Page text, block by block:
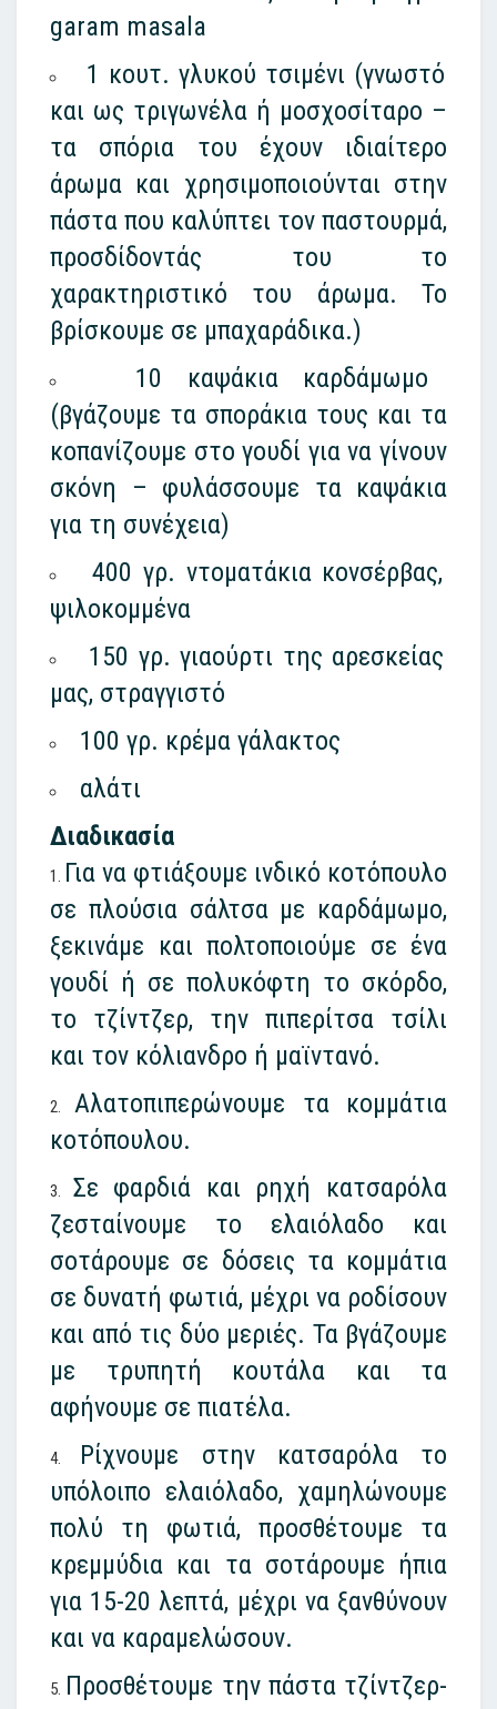
garam masala
1 κουτ. γλυκού τσιμένι (γνωστό
και ως τριγωνέλα ή μοσχοσίταρο –
τα σπόρια του έχουν ιδιαίτερο
άρωμα και χρησιμοποιούνται στην
πάστα που καλύπτει τον παστουρμά,
προσδίδοντάς του το
χαρακτηριστικό του άρωμα. Το
βρίσκουμε σε μπαχαράδικα.)
10 καψάκια καρδάμωμο
(βγάζουμε τα σποράκια τους και τα
κοπανίζουμε στο γουδί για να γίνουν
σκόνη – φυλάσσουμε τα καψάκια
για τη συνέχεια)
400 γρ. ντοματάκια κονσέρβας,
ψιλοκομμένα
150 γρ. γιαούρτι της αρεσκείας
μας, στραγγιστό
100 γρ. κρέμα γάλακτος
αλάτι
Διαδικασία
Για να φτιάξουμε ινδικό κοτόπουλο
σε πλούσια σάλτσα με καρδάμωμο,
ξεκινάμε και πολτοποιούμε σε ένα
γουδί ή σε πολυκόφτη το σκόρδο,
το τζίντζερ, την πιπερίτσα τσίλι
και τον κόλιανδρο ή μαϊντανό.
Αλατοπιπερώνουμε τα κομμάτια
κοτόπουλου.
Σε φαρδιά και ρηχή κατσαρόλα
ζεσταίνουμε το ελαιόλαδο και
σοτάρουμε σε δόσεις τα κομμάτια
σε δυνατή φωτιά, μέχρι να ροδίσουν
και από τις δύο μεριές. Τα βγάζουμε
με τρυπητή κουτάλα και τα
αφήνουμε σε πιατέλα.
Ρίχνουμε στην κατσαρόλα το
υπόλοιπο ελαιόλαδο, χαμηλώνουμε
πολύ τη φωτιά, προσθέτουμε τα
κρεμμύδια και τα σοτάρουμε ήπια
για 15-20 λεπτά, μέχρι να ξανθύνουν
και να καραμελώσουν.
Προσθέτουμε την πάστα τζίντζερ-